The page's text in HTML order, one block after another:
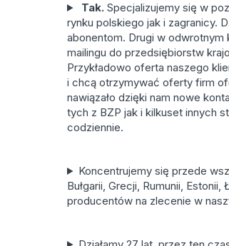
Tak. Specjalizujemy się w
rynku polskiego jak i zagranicy.
abonentom. Drugi w odwrotnym
mailingu do przedsiębiorstw
Przykładowo oferta naszego
i chcą otrzymywać oferty firm
nawiązało dzięki nam nowe
tych z BZP jak i kilkuset innych
codziennie.
Koncentrujemy się przede
Bułgarii, Grecji, Rumunii,
producentów na zlecenie w